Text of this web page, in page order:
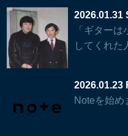
2026.01.31
「ギター
してくれ
2026.01.23
Noteを始め